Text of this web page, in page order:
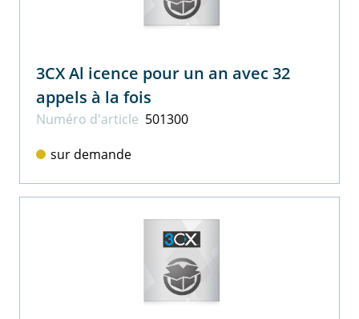
3CX Al icence pour un an avec 32
appels à la fois
Numéro d'article 501300
sur demande